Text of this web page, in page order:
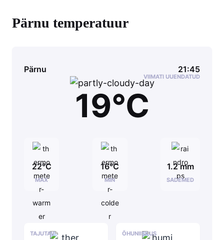
Pärnu temperatuur
Pärnu 21:45
VIIMATI UUENDATUD
19°C
22°C
MAX
16°C
MIN
1.2 mm
SADEMED
TAJUTAV ÕHUNIISKUS